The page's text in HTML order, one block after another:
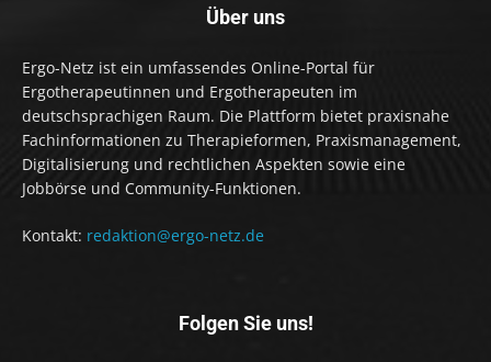
Über uns
Ergo-Netz ist ein umfassendes Online-Portal für
Ergotherapeutinnen und Ergotherapeuten im
deutschsprachigen Raum. Die Plattform bietet praxisnahe
Fachinformationen zu Therapieformen, Praxismanagement,
Digitalisierung und rechtlichen Aspekten sowie eine
Jobbörse und Community-Funktionen.
Kontakt: redaktion@ergo-netz.de
Folgen Sie uns!